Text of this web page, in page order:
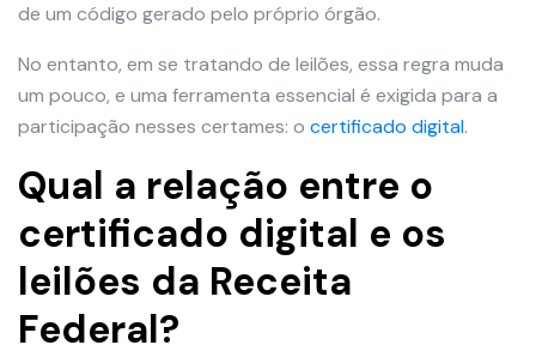
de um código gerado pelo próprio órgão.
No entanto, em se tratando de leilões, essa regra muda
um pouco, e uma ferramenta essencial é exigida para a
participação nesses certames: o certificado digital.
Qual a relação entre o
certificado digital e os
leilões da Receita
Federal?